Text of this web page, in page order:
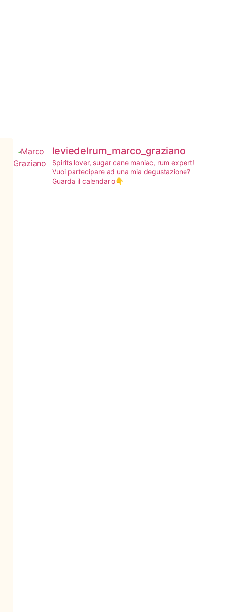
leviedelrum_marco_graziano
Spirits lover, sugar cane maniac, rum expert!
Vuoi partecipare ad una mia degustazione?
Guarda il calendario👇